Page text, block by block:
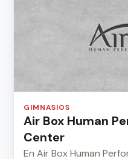
GIMNASIOS
Air Box Human
Center
En Air Box Human